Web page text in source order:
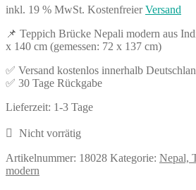
inkl. 19 % MwSt. KostenfreierVersand
📌 Teppich Brücke Nepali modern aus
x 140 cm (gemessen: 72 x 137 cm)
✅ Versand kostenlos innerhalb
✅ 30 Tage Rückgabe
Lieferzeit: 1-3 Tage
Nicht vorrätig
Artikelnummer: 18028 Kategorie: Nepal,
modern